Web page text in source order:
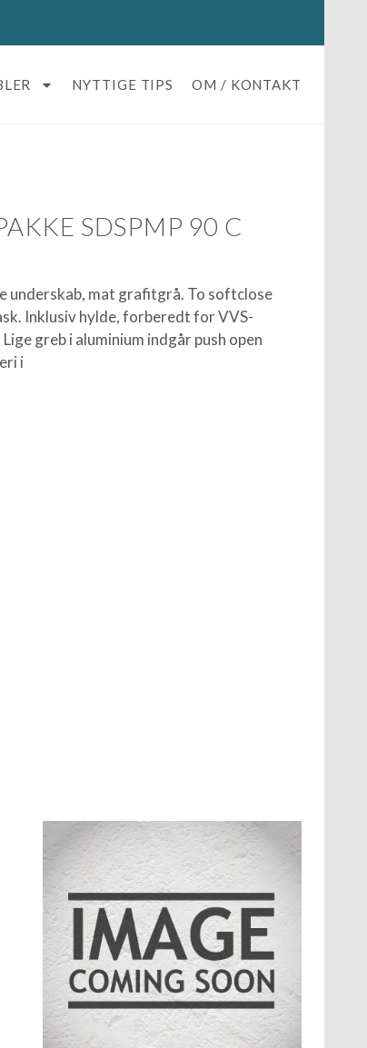
NYTTIGE TIPS OM / KONTAKT
SDSPMP 90 C
underskab, mat grafitgrå. To softclose
Inklusiv hylde, forberedt for VVS-
greb i aluminium indgår push open
i